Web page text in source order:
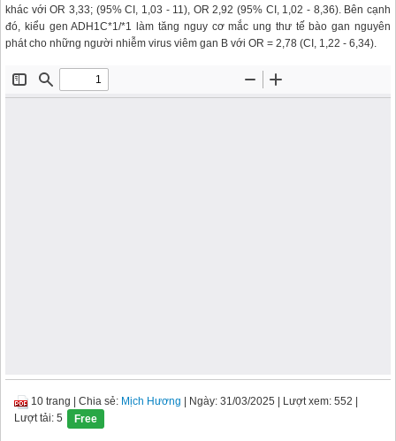
khác với OR 3,33; (95% CI, 1,03 - 11), OR 2,92 (95% CI, 1,02 - 8,36). Bên cạnh
đó, kiểu gen ADH1C*1/*1 làm tăng nguy cơ mắc ung thư tế bào gan nguyên
phát cho những người nhiễm virus viêm gan B với OR = 2,78 (CI, 1,22 - 6,34).
10 trang Chia sẻ: Mịch Hương | Ngày: 31/03/2025 | Lượt xem: 552
Lượt tải: 5
Free